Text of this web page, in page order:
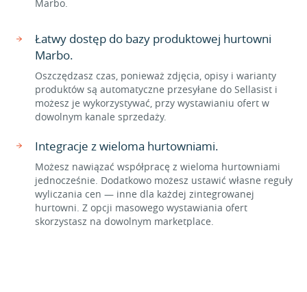
Marbo.
Łatwy dostęp do bazy produktowej hurtowni
Marbo.
Oszczędzasz czas, ponieważ zdjęcia, opisy i warianty
produktów są automatyczne przesyłane do Sellasist i
możesz je wykorzystywać, przy wystawianiu ofert w
dowolnym kanale sprzedaży.
Integracje z wieloma hurtowniami.
Możesz nawiązać współpracę z wieloma hurtowniami
jednocześnie. Dodatkowo możesz ustawić własne reguły
wyliczania cen — inne dla każdej zintegrowanej
hurtowni. Z opcji masowego wystawiania ofert
skorzystasz na dowolnym marketplace.